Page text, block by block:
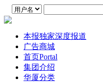
本报独家深度报道
广告商城
首页Portal
集团介绍
华厦分类